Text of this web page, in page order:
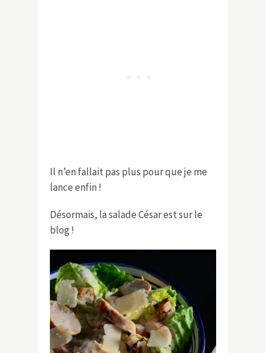
Il n’en fallait pas plus pour que je me
lance enfin !
Désormais, la salade César est sur le
blog !